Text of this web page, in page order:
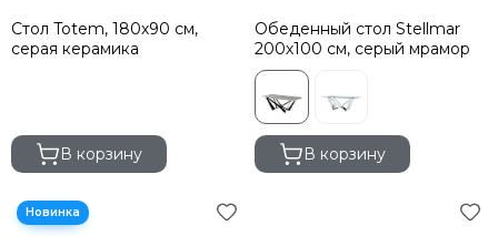
Стол Totem, 180х90 см,
серая керамика
В корзину
Обеденный стол Stellmar
200х100 см, серый мрамор
В корзину